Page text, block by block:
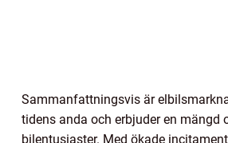
Sammanfattningsvis är
tidens anda och erbjuder en mängd
bilentusiaster. Med ökade